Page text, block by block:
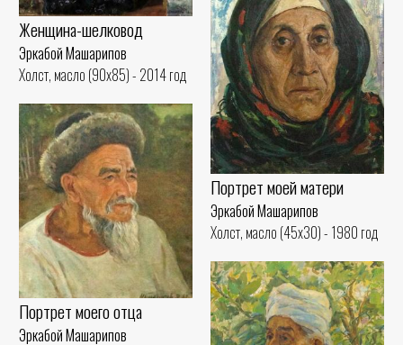
Женщина-шелковод
Эркабой Машарипов
Холст, масло (90x85) - 2014 год
Портрет моей матери
Эркабой Машарипов
Холст, масло (45x30) - 1980 год
Портрет моего отца
Эркабой Машарипов